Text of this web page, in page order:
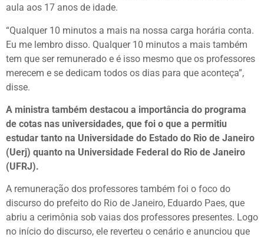
aula aos 17 anos de idade.
“Qualquer 10 minutos a mais na nossa carga horária conta.
Eu me lembro disso. Qualquer 10 minutos a mais também
tem que ser remunerado e é isso mesmo que os professores
merecem e se dedicam todos os dias para que aconteça”,
disse.
A ministra também destacou a importância do programa
de cotas nas universidades, que foi o que a permitiu
estudar tanto na Universidade do Estado do Rio de Janeiro
(Uerj) quanto na Universidade Federal do Rio de Janeiro
(UFRJ).
A remuneração dos professores também foi o foco do
discurso do prefeito do Rio de Janeiro, Eduardo Paes, que
abriu a cerimônia sob vaias dos professores presentes. Logo
no início do discurso, ele reverteu o cenário e anunciou que